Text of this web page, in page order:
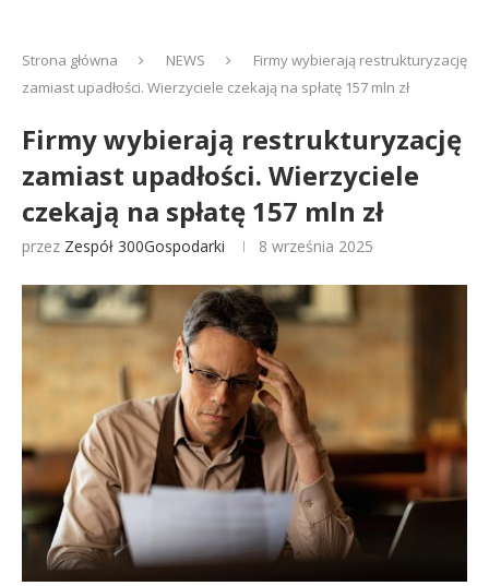
Strona główna NEWS
Firmy wybierają restrukturyzację
zamiast upadłości. Wierzyciele czekają na spłatę 157 mln zł
Firmy wybierają restrukturyzację
zamiast upadłości. Wierzyciele
czekają na spłatę 157 mln zł
przez Zespół 300Gospodarki 8 września 2025